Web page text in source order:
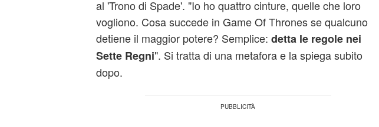
al 'Trono di Spade'. "Io ho quattro cinture, quelle che loro
vogliono. Cosa succede in Game Of Thrones se qualcuno
detiene il maggior potere? Semplice: detta le regole nei
Sette Regni". Si tratta di una metafora e la spiega subito
dopo.